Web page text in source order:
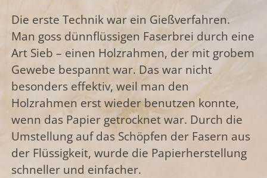
Die erste Technik war ein Gießverfahren.
Man goss dünnflüssigen Faserbrei durch eine
Art Sieb – einen Holzrahmen, der mit grobem
Gewebe bespannt war. Das war nicht
besonders effektiv, weil man den
Holzrahmen erst wieder benutzen konnte,
wenn das Papier getrocknet war. Durch die
Umstellung auf das Schöpfen der Fasern aus
der Flüssigkeit, wurde die Papierherstellung
schneller und einfacher.